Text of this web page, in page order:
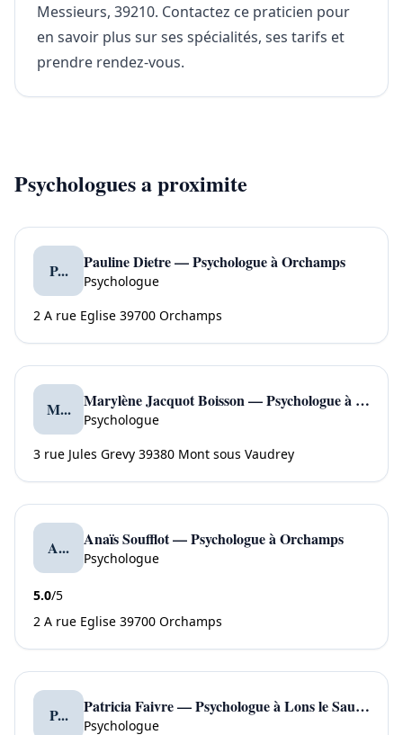
Messieurs, 39210. Contactez ce praticien pour
en savoir plus sur ses spécialités, ses tarifs et
prendre rendez-vous.
Psychologues a proximite
P... Pauline Dietre — Psychologue à Orchamps
Psychologue
2 A rue Eglise 39700 Orchamps
M... Marylène Jacquot Boisson — Psychologue à Mont sous Vaudrey
Psychologue
3 rue Jules Grevy 39380 Mont sous Vaudrey
A... Anaïs Soufflot — Psychologue à Orchamps
Psychologue
5.0/5
2 A rue Eglise 39700 Orchamps
P... Patricia Faivre — Psychologue à Lons le Saunier
Psychologue